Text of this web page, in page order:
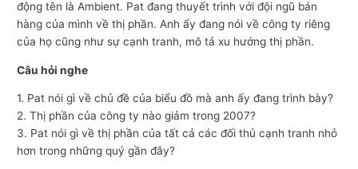
động tên là Ambient. Pat đang thuyết trình với đội ngũ bán
hàng của mình về thị phần. Anh ấy đang nói về công ty riêng
của họ cũng như sự cạnh tranh, mô tả xu hướng thị phần.
Câu hỏi nghe
1. Pat nói gì về chủ đề của biểu đồ mà anh ấy đang trình bày?
2. Thị phần của công ty nào giảm trong 2007?
3. Pat nói gì về thị phần của tất cả các đối thủ cạnh tranh nhỏ
hơn trong những quý gần đây?